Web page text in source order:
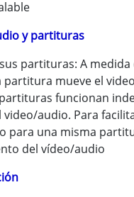
y partituras
partituras: A
mueve el video
funcionan
audio. Para
para una misma
del vídeo/audio